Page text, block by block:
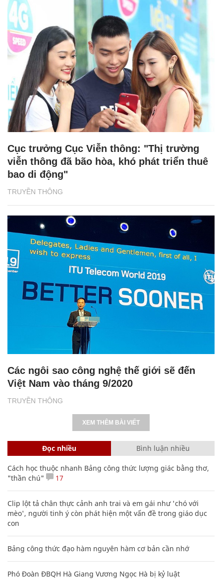
TRUYỀN THÔNG
Cục trưởng Cục Viễn thông: "Thị trường
viễn thông đã bão hòa, khó phát triển thuê
bao di động"
TRUYỀN THÔNG
Các ngôi sao công nghệ thế giới sẽ đến
Việt Nam vào tháng 9/2020
XEM THÊM BÀI VIẾT
Đọc nhiều Bình luận nhiều
Cách học thuộc nhanh Bảng công thức lượng giác bằng thơ,
"thần chú"
17
Clip lột tả chân thực cảnh anh trai và em gái như 'chó với
mèo', người tinh ý còn phát hiện một vấn đề trong giáo dục
con
Bảng công thức đạo hàm nguyên hàm cơ bản cần nhớ
Phó Đoàn ĐBQH Hà Giang Vương Ngọc Hà bị kỷ luật